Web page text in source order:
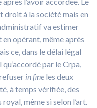
droit à la société mais en
va estimer
opérant, même après
ce, dans le délai légal
par le Crpa,
in fine les deux
à temps vérifiée, des
royal, même si selon l’art.